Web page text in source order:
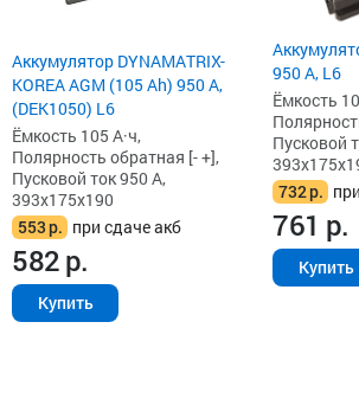
Аккумулятор DYNAMATRIX-
KOREA AGM (105 Ah) 950 А,
(DEK1050) L6
Ёмкость 105 А·ч,
Полярность обратная [- +],
Пусковой ток 950 А,
393x175x190
553р. при сдаче акб
582р.
Купить
950 А, L6
Ёмкость
Пусковой
732р.
761 р.
Купить